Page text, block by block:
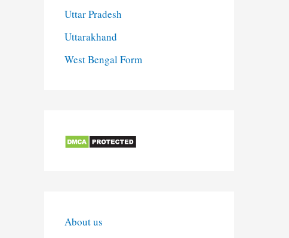
Uttar Pradesh
Uttarakhand
West Bengal Form
About us